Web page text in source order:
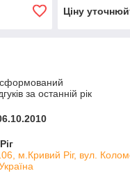
Ціну
за останній рік
м.Кривий Ріг, вул.